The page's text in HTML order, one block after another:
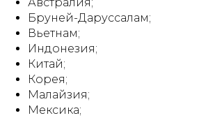
Бруней-Даруссалам;
Вьетнам;
Индонезия;
Китай;
Корея;
Малайзия;
Мексика;